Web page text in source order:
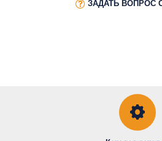
ЗАДАТЬ ВОПРОС